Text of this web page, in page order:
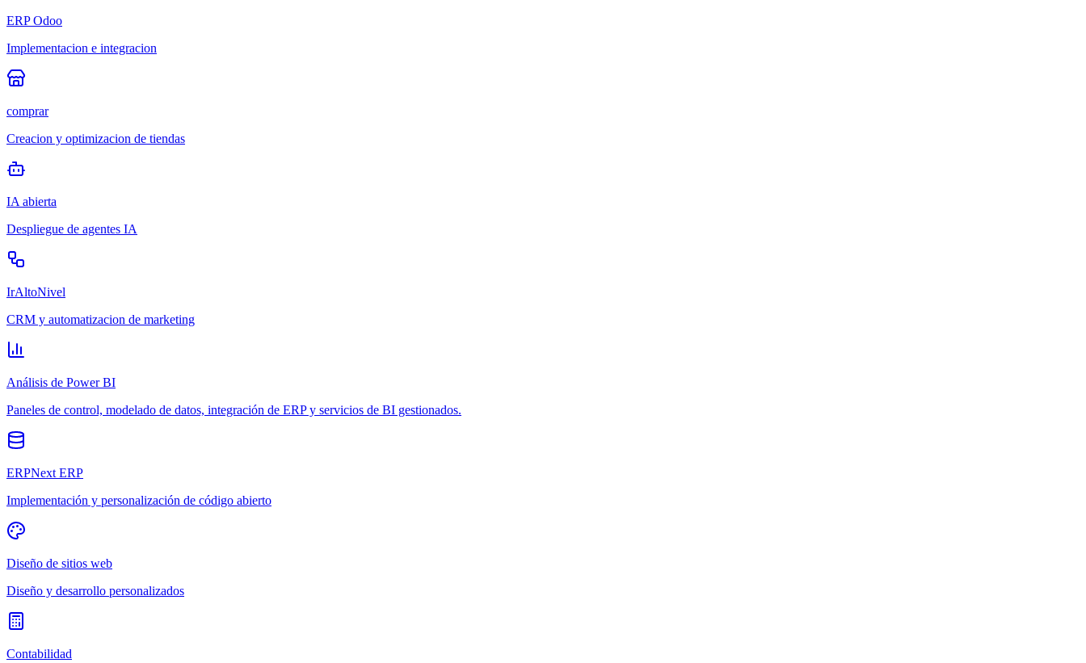
ERP Odoo
Implementacion e integracion
comprar
Creacion y optimizacion de tiendas
IA abierta
Despliegue de agentes IA
IrAltoNivel
CRM y automatizacion de marketing
Análisis de Power BI
Paneles de control, modelado de datos, integración de ERP y servicios de BI gestionados.
ERPNext ERP
Implementación y personalización de código abierto
Diseño de sitios web
Diseño y desarrollo personalizados
Contabilidad